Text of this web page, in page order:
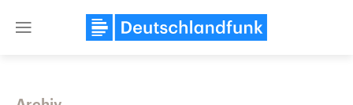
Close